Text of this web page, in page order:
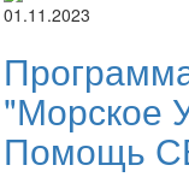
01.11.2023
"Морское
Помощь